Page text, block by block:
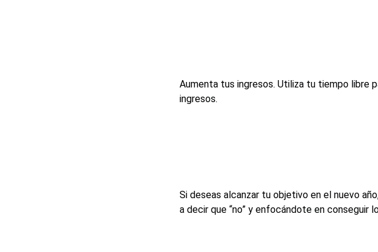
Aumenta tus ingresos. Utiliza tu tiempo libre
ingresos.
Si deseas alcanzar tu objetivo en el nuevo
a decir que “no” y enfocándote en conseguir